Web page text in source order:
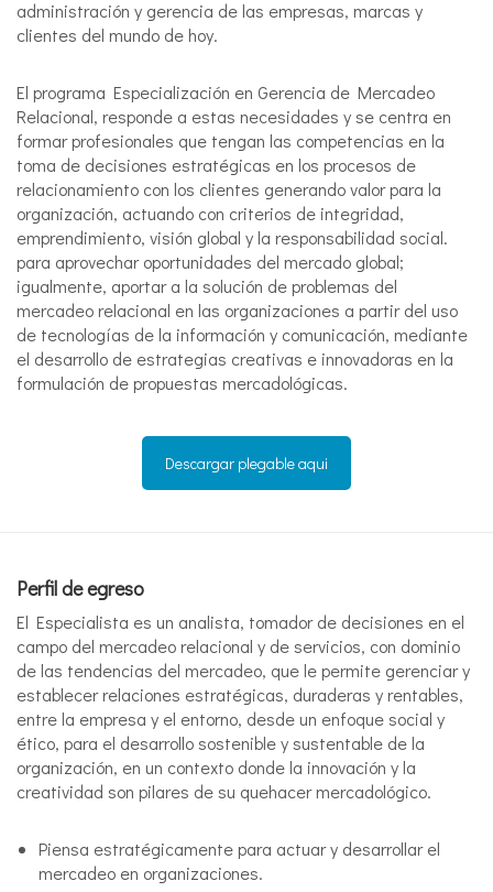
administración y gerencia de las empresas, marcas y
clientes del mundo de hoy.
El programa Especialización en Gerencia de Mercadeo
Relacional, responde a estas necesidades y se centra en
formar profesionales que tengan las competencias en la
toma de decisiones estratégicas en los procesos de
relacionamiento con los clientes generando valor para la
organización, actuando con criterios de integridad,
emprendimiento, visión global y la responsabilidad social.
para aprovechar oportunidades del mercado global;
igualmente, aportar a la solución de problemas del
mercadeo relacional en las organizaciones a partir del uso
de tecnologías de la información y comunicación, mediante
el desarrollo de estrategias creativas e innovadoras en la
formulación de propuestas mercadológicas.
Descargar plegable aqui
Perfil de egreso
El Especialista es un analista, tomador de decisiones en el
campo del mercadeo relacional y de servicios, con dominio
de las tendencias del mercadeo, que le permite gerenciar y
establecer relaciones estratégicas, duraderas y rentables,
entre la empresa y el entorno, desde un enfoque social y
ético, para el desarrollo sostenible y sustentable de la
organización, en un contexto donde la innovación y la
creatividad son pilares de su quehacer mercadológico.
Piensa estratégicamente para actuar y desarrollar el
mercadeo en organizaciones.